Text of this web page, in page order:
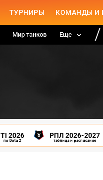
ТУРНИРЫ КОМАНДЫ И
Мир танков Еще
TI 2026
по Dota 2
РПЛ 2026-2027
таблица и расписание